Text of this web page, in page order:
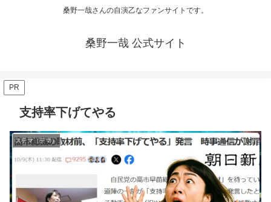
桑野一哉さんの自演乙なファンサイトです。
桑野一哉 公式サイト
PR
支持率下げてやる
ステマ（デマ）